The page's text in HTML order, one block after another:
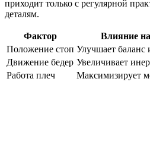
приходит только с регулярной
деталям.
Фактор
Влияние
Положение стоп Улучшает баланс
Движение бедер Увеличивает
Работа плеч
Максимизирует